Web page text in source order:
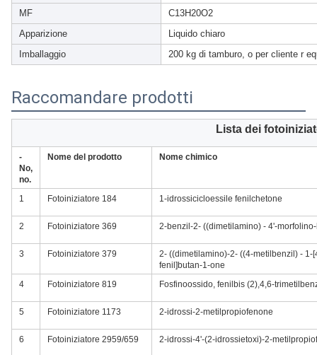
MF
C13H20O2
Apparizione
Liquido chiaro
Imballaggio
200 kg di tamburo, o per cliente r
Raccomandare prodotti
Lista dei
-
No,
no.
Nome del prodotto Nome chimico
1 Fotoiniziatore 184 1-idrossicicloessile fenilchetone
2 Fotoiniziatore 369 2-benzil-2- ((dimetilamino) - 4'-
3 Fotoiniziatore 379
2- ((dimetilamino)-2- ((4-metilbenzil) - 1-
fenil]butan-1-one
4
Fotoiniziatore 819 Fosfinoossido, fenilbis (2),4,6-
5 Fotoiniziatore 1173 2-idrossi-2-metilpropiofenone
6 Fotoiniziatore 2959/659 2-idrossi-4'-(2-idrossietoxi)-2-